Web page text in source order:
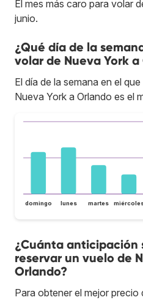
El mes más caro para volar
junio.
¿Qué día de la
volar de Nueva York
El día de la semana en el
Nueva York a Orlando es el
domingo lunes martes
¿Cuánta anticipación
reservar un vuelo de
Orlando?
Para obtener el mejor